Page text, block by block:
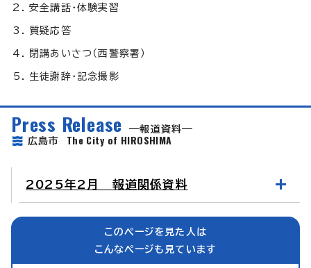
安全講話・体験実習
質疑応答
閉講あいさつ（西警察署）
生徒謝辞・記念撮影
Press Release
報道資料
広島市 The City of HIROSHIMA
2025年2月 報道関係資料
このページを見た人は
こんなページも見ています